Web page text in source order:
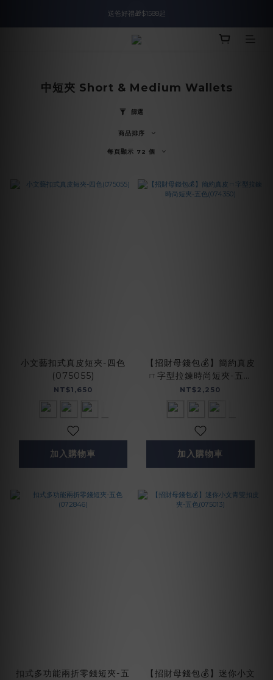
入會即領$888購物金🙌
送爸好禮🎁$1588起
滿$2000現折$100👏累計無上限
中短夾 Short & Medium Wallets
篩選
商品排序
每頁顯示 72 個
小文藝扣式真皮短夾-四色
(075055)
NT$1,650
加入購物車
【招財母錢包💰】簡約真皮
ㄇ字型拉鍊時尚短夾-五色
(074350)
NT$2,250
加入購物車
扣式多功能兩折零錢短夾-五
【招財母錢包💰】迷你小文